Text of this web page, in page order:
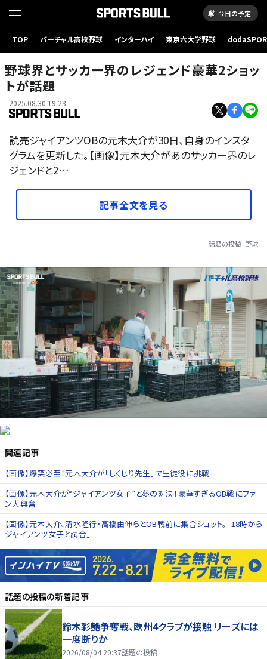
今日の予定
TOP バーチャル高校野球 インターハイ 東京六大学野球
野球界とサッカー界のレジェンド豪華2ショッ
トが話題
2025.08.30 19:23
読売ジャイアンツOBの元木大介が30日、自身のインスタ
グラムを更新した。【画像】元木大介があのサッカー界のレ
ジェンドと2…
記事全文を見る
話題の投稿 野球
関連記事
【画像】爆笑必至！元木大介が「しくじり先生」で生徒役に挑戦
【画像】元木大介が“ジャイアンツ女子”と夢の対決！豪華すぎるOB戦にファ
ン大興奮
【画像】元木大介、清水隆行・高橋由伸らとOB戦前に集合ショット。「18時から
ジャイアンツ女子と試合」
話題の投稿の新着記事
鈴木彩艶争奪戦、欧州4クラブが接触 リーズには
一度断りか
2026/08/04 20:37話題の投稿